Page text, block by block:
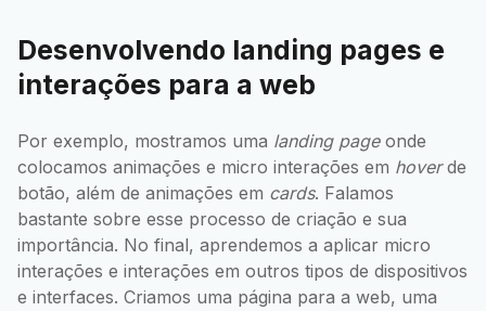
Desenvolvendo landing pages e
interações para a web
Por exemplo, mostramos uma landing pageonde
colocamos animações e micro interações em hoverde
botão, além de animações em cards. Falamos
bastante sobre esse processo de criação e sua
importância. No final, aprendemos a aplicar micro
interações e interações em outros tipos de dispositivos
e interfaces. Criamos uma página para a web, uma